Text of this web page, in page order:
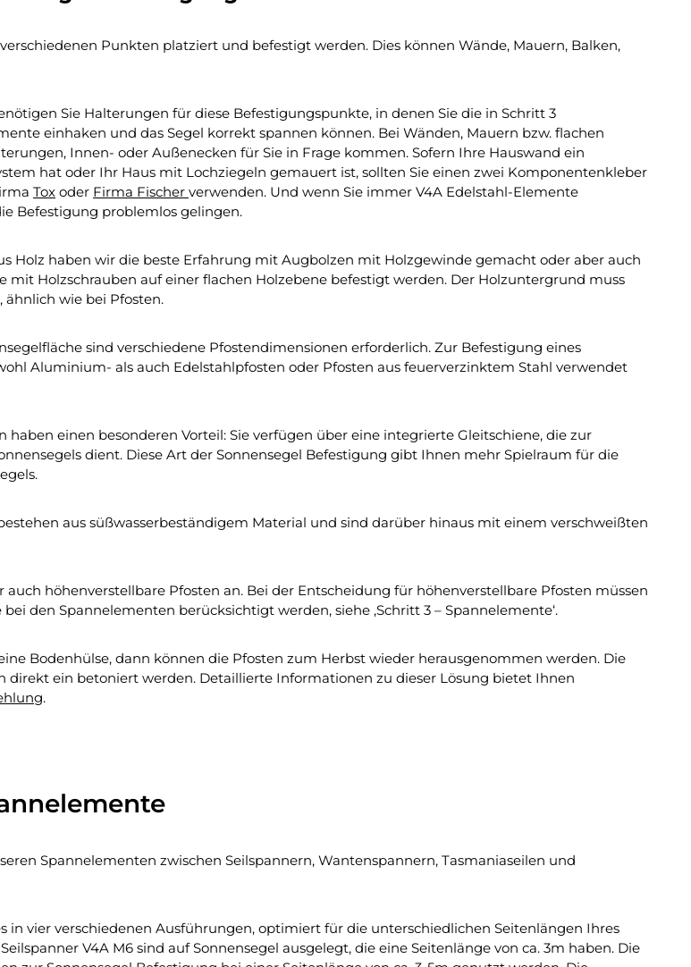
Punkten platziert und befestigt werden. Dies können Wände, Mauern, Balken,
Sie Halterungen für diese Befestigungspunkte, in denen Sie die in Schritt 3
einhaken und das Segel korrekt spannen können. Bei Wänden, Mauern bzw. flachen
Innen- oder Außenecken für Sie in Frage kommen. Sofern Ihre Hauswand ein
hat oder Ihr Haus mit Lochziegeln gemauert ist, sollten Sie einen zwei Komponentenkleber
Tox oder Firma Fischer verwenden. Und wenn Sie immer V4A Edelstahl-Elemente
Befestigung problemlos gelingen.
Holz haben wir die beste Erfahrung mit Augbolzen mit Holzgewinde gemacht oder aber auch
mit Holzschrauben auf einer flachen Holzebene befestigt werden. Der Holzuntergrund muss
ähnlich wie bei Pfosten.
sind verschiedene Pfostendimensionen erforderlich. Zur Befestigung eines
Aluminium- als auch Edelstahlpfosten oder Pfosten aus feuerverzinktem Stahl verwendet
haben einen besonderen Vorteil: Sie verfügen über eine integrierte Gleitschiene, die zur
dient. Diese Art der Sonnensegel Befestigung gibt Ihnen mehr Spielraum für die
aus süßwasserbeständigem Material und sind darüber hinaus mit einem verschweißten
höhenverstellbare Pfosten an. Bei der Entscheidung für höhenverstellbare Pfosten müssen
den Spannelementen berücksichtigt werden, siehe ‚Schritt 3 – Spannelemente‘.
Bodenhülse, dann können die Pfosten zum Herbst wieder herausgenommen werden. Die
direkt ein betoniert werden. Detaillierte Informationen zu dieser Lösung bietet Ihnen
.
Spannelementen zwischen Seilspannern, Wantenspannern, Tasmaniaseilen und
in vier verschiedenen Ausführungen, optimiert für die unterschiedlichen Seitenlängen Ihres
V4A M6 sind auf Sonnensegel ausgelegt, die eine Seitenlänge von ca. 3m haben. Die